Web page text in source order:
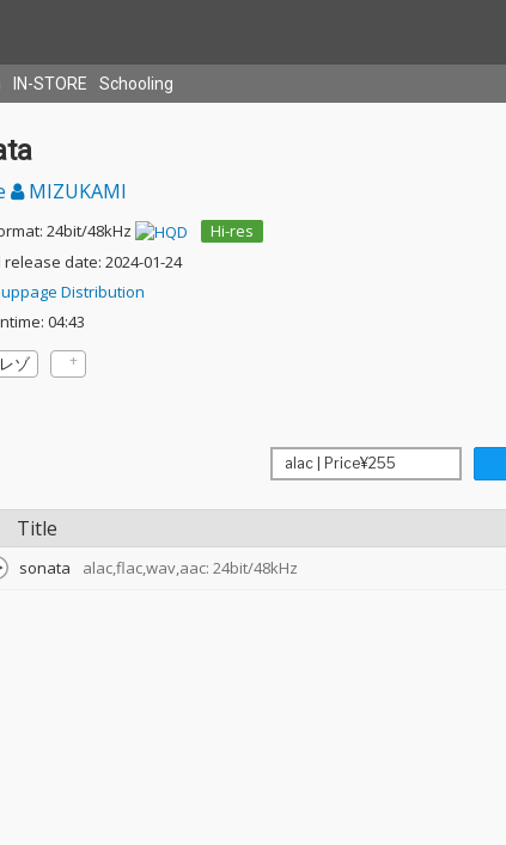
IN-STORE Schooling
MIZUKAMI
24bit/48kHz
Hi-res
date: 2024-01-24
Distribution
04:43
ゾ
Title
sonata alac,flac,wav,aac: 24bit/48kHz